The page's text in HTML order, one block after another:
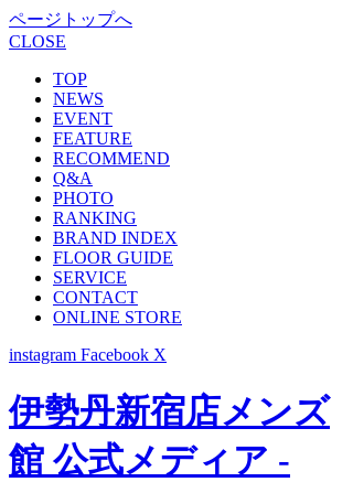
ページトップへ
CLOSE
TOP
NEWS
EVENT
FEATURE
RECOMMEND
Q&A
PHOTO
RANKING
BRAND INDEX
FLOOR GUIDE
SERVICE
CONTACT
ONLINE STORE
instagram Facebook X
伊勢丹新宿店メンズ
館 公式メディア -